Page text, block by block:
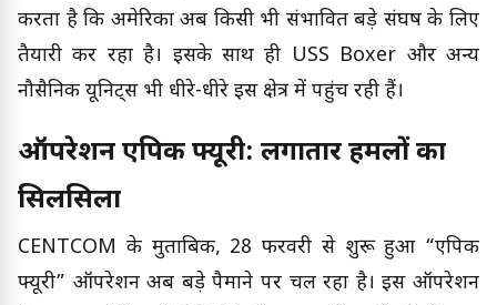
करता है कि अमेरिका अब किसी भी संभावित बड़े संघर्ष के लिए
तैयारी कर रहा है। इसके साथ ही USS Boxer और अन्य
नौसैनिक यूनिट्स भी धीरे-धीरे इस क्षेत्र में पहुंच रही हैं।
ऑपरेशन एपिक फ्यूरी: लगातार हमलों का
सिलसिला
CENTCOM के मुताबिक, 28 फरवरी से शुरू हुआ “एपिक
फ्यूरी” ऑपरेशन अब बड़े पैमाने पर चल रहा है। इस ऑपरेशन